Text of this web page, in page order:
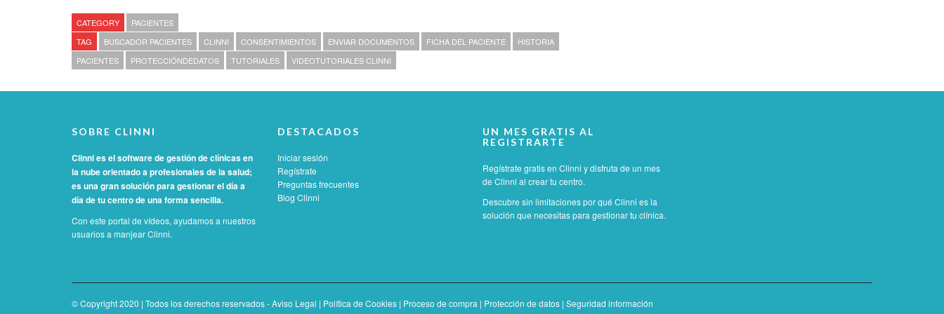
CATEGORY
PACIENTES
TAG
BUSCADOR PACIENTES CLINNI CONSENTIMIENTOS ENVIAR DOCUMENTOS FICHA DEL PACIENTE
HISTORIA
PACIENTES
PROTECCIÓNDEDATOS TUTORIALES VIDEOTUTORIALES CLINNI
SOBRE CLINNI
Clinni es el software de gestión de clínicas en
la nube orientado a profesionales de la salud;
es una gran solución para gestionar el día a
día de tu centro de una forma sencilla.
Con este portal de vídeos, ayudamos a nuestros
usuarios a manjear Clinni.
DESTACADOS
Iniciar sesión
Regístrate
Preguntas frecuentes
Blog Clinni
UN MES GRATIS AL
REGISTRARTE
Regístrate gratis en Clinni y disfruta de un mes
de Clinni al crear tu centro.
Descubre sin limitaciones por qué Clinni es la
solución que necesitas para gestionar tu clínica.
© Copyright 2020 | Todos los derechos reservados -Aviso Legal | Política de Cookies | Proceso de compra | Protección de datos | Seguridad información